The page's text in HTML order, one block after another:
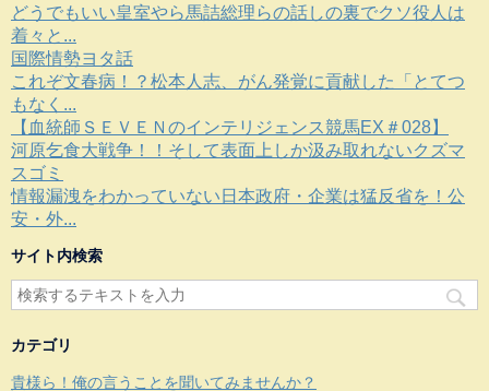
どうでもいい皇室やら馬詰総理らの話しの裏でクソ役人は
着々と...
国際情勢ヨタ話
これぞ文春病！？松本人志、がん発覚に貢献した「とてつ
もなく...
【血統師ＳＥＶＥＮのインテリジェンス競馬EX＃028】
河原乞食大戦争！！そして表面上しか汲み取れないクズマ
スゴミ
情報漏洩をわかっていない日本政府・企業は猛反省を！公
安・外...
サイト内検索
カテゴリ
貴様ら！俺の言うことを聞いてみませんか？